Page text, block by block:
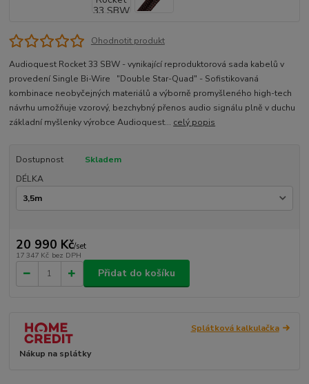
Ohodnotit produkt
Audioquest Rocket 33 SBW - vynikající reproduktorová sada kabelů v
provedení Single Bi-Wire "Double Star-Quad" - Sofistikovaná
kombinace neobyčejných materiálů a výborně promyšleného high-tech
návrhu umožňuje vzorový, bezchybný přenos audio signálu plně v duchu
základní myšlenky výrobce Audioquest... celý popis
Dostupnost
Skladem
DÉLKA
20 990 Kč/set
17 347 Kč bez DPH
Přidat do košíku
Splátková kalkulačka
Nákup na splátky